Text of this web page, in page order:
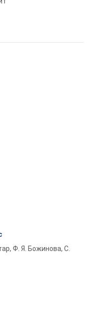
Ф. Я. Божинова, С.